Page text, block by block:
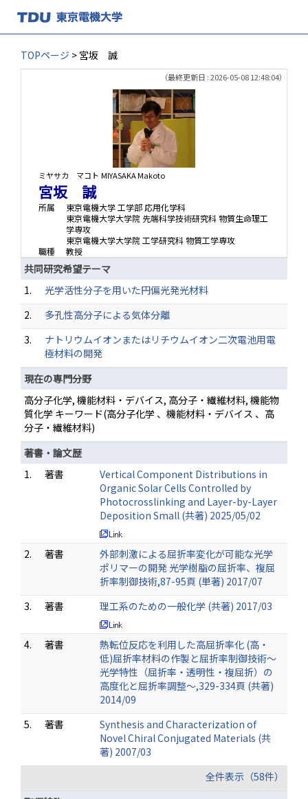
TOPページ > 宮坂 誠
（最終更新日 : 2026-05-08 12:48:04）
ミヤサカ マコト MIYASAKA Makoto
宮坂 誠
所属
東京電機大学 工学部 応用化学科
東京電機大学大学院 先端科学技術研究科 物質生命理工
学専攻
東京電機大学大学院 工学研究科 物質工学専攻
職種
教授
共同研究希望テーマ
1.
光学活性分子を用いた円偏光発光材料
2.
多孔性高分子による気体分離
3.
ナトリウムイオンまたはリチウムイオン二次電池用電
極材料の開発
現在の専門分野
高分子化学, 機能材料・デバイス, 高分子・繊維材料, 機能物
質化学 キーワード(高分子化学 、機能材料・デバイス 、高
分子・繊維材料)
著書・論文歴
1.
著書
Vertical Component Distributions in
Organic Solar Cells Controlled by
Photocrosslinking and Layer-by-Layer
Deposition Small (共著) 2025/05/02
2. 著書
外部刺激による屈折率変化が可能な光学
ポリマーの開発 光学樹脂の屈折率、複屈
折率制御技術,87-95頁 (単著) 2017/07
3.
著書 理工系のための一般化学 (共著) 2017/03
4. 著書
熱転位反応を利用した高屈折率化 (高・
低)屈折率材料の作製と屈折率制御技術～
光学特性（屈折率・透明性・複屈折）の
高度化と屈折率調整～,329-334頁 (共著)
2014/09
5.
著書
Synthesis and Characterization of
Novel Chiral Conjugated Materials (共
著) 2007/03
全件表示（58件）